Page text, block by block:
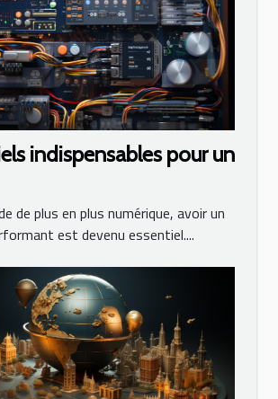
indispensables pour un
de plus en plus numérique, avoir un
est devenu essentiel....